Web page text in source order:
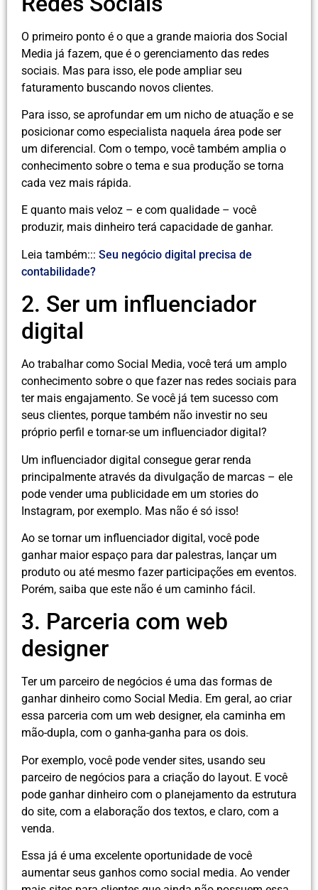
O primeiro ponto é o que a grande maioria dos Social
Media já fazem, que é o gerenciamento das redes
sociais. Mas para isso, ele pode ampliar seu
faturamento buscando novos clientes.
Para isso, se aprofundar em um nicho de atuação e se
posicionar como especialista naquela área pode ser
um diferencial. Com o tempo, você também amplia o
conhecimento sobre o tema e sua produção se torna
cada vez mais rápida.
E quanto mais veloz – e com qualidade – você
produzir, mais dinheiro terá capacidade de ganhar.
Leia também::: Seu negócio digital precisa de
contabilidade?
2. Ser um influenciador
digital
Ao trabalhar como Social Media, você terá um amplo
conhecimento sobre o que fazer nas redes sociais para
ter mais engajamento. Se você já tem sucesso com
seus clientes, porque também não investir no seu
próprio perfil e tornar-se um influenciador digital?
Um influenciador digital consegue gerar renda
principalmente através da divulgação de marcas – ele
pode vender uma publicidade em um stories do
Instagram, por exemplo. Mas não é só isso!
Ao se tornar um influenciador digital, você pode
ganhar maior espaço para dar palestras, lançar um
produto ou até mesmo fazer participações em eventos.
Porém, saiba que este não é um caminho fácil.
3. Parceria com web
designer
Ter um parceiro de negócios é uma das formas de
ganhar dinheiro como Social Media. Em geral, ao criar
essa parceria com um web designer, ela caminha em
mão-dupla, com o ganha-ganha para os dois.
Por exemplo, você pode vender sites, usando seu
parceiro de negócios para a criação do layout. E você
pode ganhar dinheiro com o planejamento da estrutura
do site, com a elaboração dos textos, e claro, com a
venda.
Essa já é uma excelente oportunidade de você
aumentar seus ganhos como social media. Ao vender